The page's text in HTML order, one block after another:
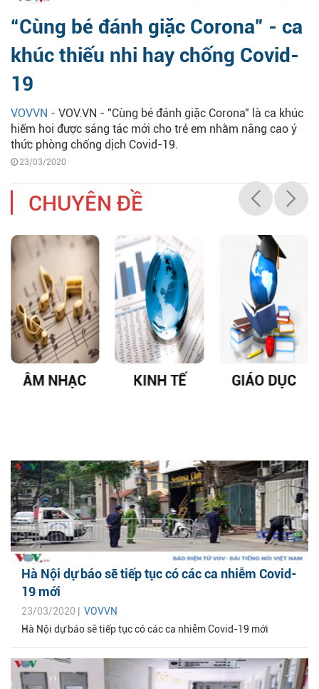
“Cùng bé đánh giặc Corona” - ca
khúc thiếu nhi hay chống Covid-
19
VOVVN - VOV.VN - "Cùng bé đánh giặc Corona" là ca khúc
hiếm hoi được sáng tác mới cho trẻ em nhằm nâng cao ý
thức phòng chống dịch Covid-19.
23/03/2020
CHUYÊN ĐỀ
ÂM NHẠC KINH TẾ GIÁO DỤC
Hà Nội dự báo sẽ tiếp tục có các ca nhiễm Covid-
19 mới
23/03/2020 | VOVVN
Hà Nội dự báo sẽ tiếp tục có các ca nhiễm Covid-19 mới